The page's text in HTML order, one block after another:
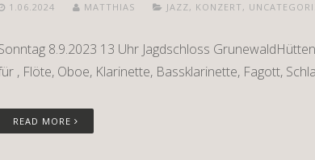
1.06.2024 MATTHIAS JAZZ, KONZERT ,
8.9.2023 13 Uhr Jagdschloss
, Flöte, Oboe, Klarinette, Bassklarinette, Fagott,
READ MORE